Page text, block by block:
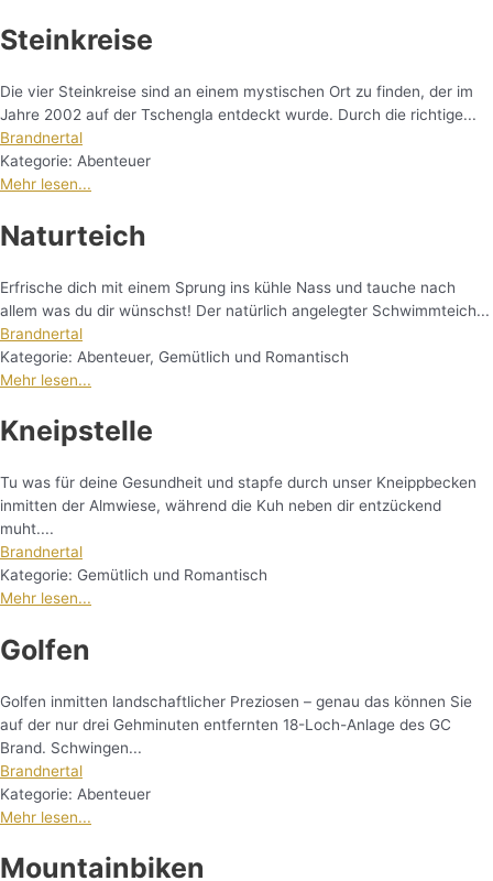
Steinkreise
Die vier Steinkreise sind an einem mystischen Ort zu finden, der im
Jahre 2002 auf der Tschengla entdeckt wurde. Durch die richtige...
Brandnertal
Kategorie: Abenteuer
Mehr lesen...
Naturteich
Erfrische dich mit einem Sprung ins kühle Nass und tauche nach
allem was du dir wünschst! Der natürlich angelegter Schwimmteich...
Brandnertal
Kategorie: Abenteuer, Gemütlich und Romantisch
Mehr lesen...
Kneipstelle
Tu was für deine Gesundheit und stapfe durch unser Kneippbecken
inmitten der Almwiese, während die Kuh neben dir entzückend
muht....
Brandnertal
Kategorie: Gemütlich und Romantisch
Mehr lesen...
Golfen
Golfen inmitten landschaftlicher Preziosen – genau das können Sie
auf der nur drei Gehminuten entfernten 18-Loch-Anlage des GC
Brand. Schwingen...
Brandnertal
Kategorie: Abenteuer
Mehr lesen...
Mountainbiken